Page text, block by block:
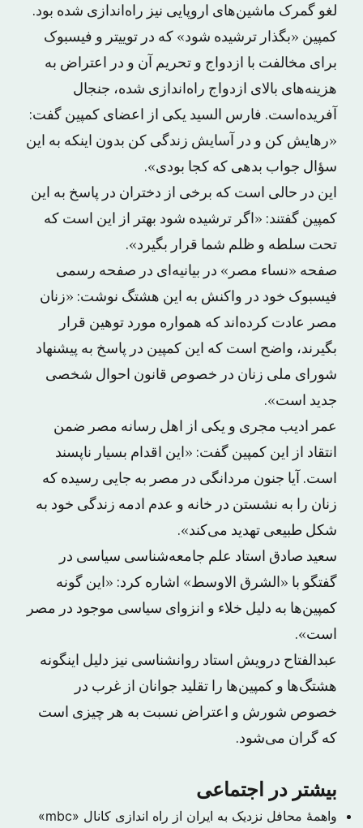
لغو گمرک ماشین‌های اروپایی نیز راه‌اندازی شده بود.
کمپین «بگذار ترشیده شود» که در توییتر و فیسبوک
برای مخالفت با ازدواج و تحریم آن و در اعتراض به
هزینه‌های بالای ازدواج راه‌اندازی شده، جنجال
آفریده‌است. فارس السید یکی از اعضای کمپین گفت:
«رهایش کن و در آسایش زندگی کن بدون اینکه به این
سؤال جواب بدهی که کجا بودی».
این در حالی است که برخی از دختران در پاسخ به این
کمپین گفتند: «اگر ترشیده شود بهتر از این است که
تحت سلطه و ظلم شما قرار بگیرد».
صفحه «نساء مصر» در بیانیه‌ای در صفحه رسمی
فیسبوک خود در واکنش به این هشتگ نوشت: «زنان
مصر عادت کرده‌اند که همواره مورد توهین قرار
بگیرند، واضح است که این کمپین در پاسخ به پیشنهاد
شورای ملی زنان در خصوص قانون احوال شخصی
جدید است».
عمر ادیب مجری و یکی از اهل رسانه مصر ضمن
انتقاد از این کمپین گفت: «این اقدام بسیار ناپسند
است. آیا جنون مردانگی در مصر به جایی رسیده که
زنان را به نشستن در خانه و عدم ادمه زندگی خود به
شکل طبیعی تهدید می‌کند».
سعید صادق استاد علم جامعه‌شناسی سیاسی در
گفتگو با «الشرق الاوسط» اشاره کرد: «این گونه
کمپین‌ها به دلیل خلاء و انزوای سیاسی موجود در مصر
است».
عبدالفتاح درویش استاد روانشناسی نیز دلیل اینگونه
هشتگ‌ها و کمپین‌ها را تقلید جوانان از غرب در
خصوص شورش و اعتراض نسبت به هر چیزی است
که گران می‌شود.
بیشتر در اجتماعی
واهمهٔ محافل نزدیک به ایران از راه اندازی کانال «mbc»